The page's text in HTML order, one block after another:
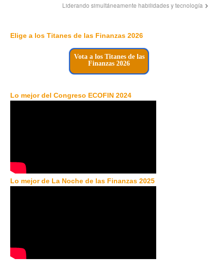
Liderando simultáneamente habilidades y tecnología
Elige a los Titanes de las Finanzas 2026
Vota a los Titanes de las
Finanzas 2026
Lo mejor del Congreso ECOFIN 2024
Lo mejor de La Noche de las Finanzas 2025